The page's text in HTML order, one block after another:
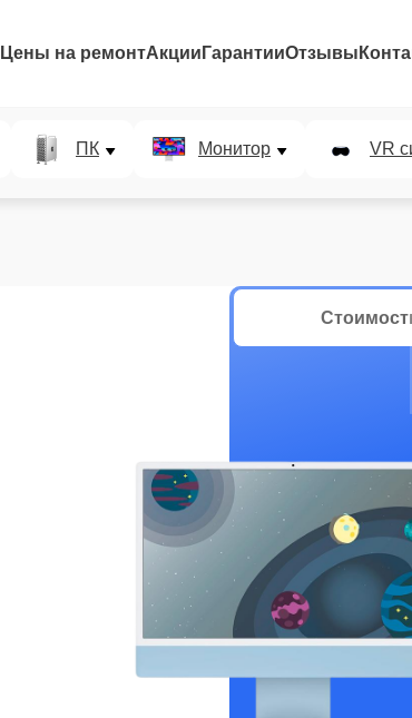
Цены на ремонтАкции ГарантииОтзывы
ПК Монитор VR